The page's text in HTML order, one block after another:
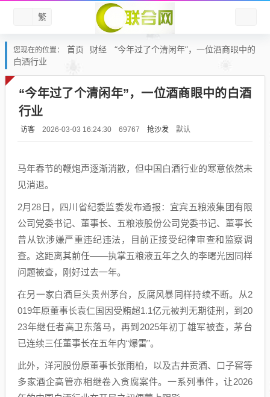
繁
您现在的位置： 首页 财经
“今年过了个清闲年”，一位酒商眼中的
白酒行业
“今年过了个清闲年”，一位酒商眼中的白酒
行业
访客 2026-03-03 16:24:30 69767 抢沙发 默认
马年春节的鞭炮声逐渐消散，但中国白酒行业的寒意依然未
见消退。
2月28日，四川省纪委监委发布通报：宜宾五粮液集团有限
公司党委书记、董事长、五粮液股份公司党委书记、董事长
曾从钦涉嫌严重违纪违法，目前正接受纪律审查和监察调
查。这距离其前任——执掌五粮液五年之久的李曙光因同样
问题被查，刚好过去一年。
在另一家白酒巨头贵州茅台，反腐风暴同样持续不断。从2
019年原董事长袁仁国因受贿超1.1亿元被判无期徒刑，到20
23年继任者高卫东落马，再到2025年初丁雄军被查，茅台
已连续三任董事长在五年内“爆雷”。
此外，洋河股份原董事长张雨柏，以及古井贡酒、口子窖等
多家酒企高管亦相继卷入贪腐案件。一系列事件，让2026